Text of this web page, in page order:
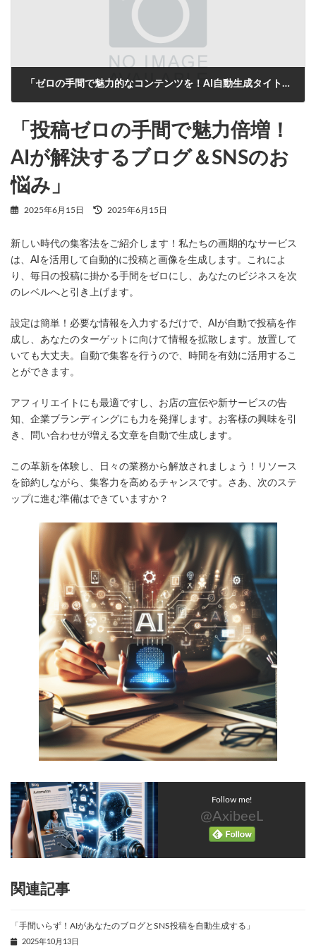
「ゼロの手間で魅力的なコンテンツを！AI自動生成タイトルがあなたの投稿をサポート」
「投稿ゼロの手間で魅力倍増！
AIが解決するブログ＆SNSのお
悩み」
2025年6月15日
最
新
日
2025年6月15日
新しい時代の集客法をご紹介します！私たちの画期的なサービス
は、AIを活用して自動的に投稿と画像を生成します。これによ
り、毎日の投稿に掛かる手間をゼロにし、あなたのビジネスを次
のレベルへと引き上げます。
設定は簡単！必要な情報を入力するだけで、AIが自動で投稿を作
成し、あなたのターゲットに向けて情報を拡散します。放置して
いても大丈夫。自動で集客を行うので、時間を有効に活用するこ
とができます。
アフィリエイトにも最適ですし、お店の宣伝や新サービスの告
知、企業ブランディングにも力を発揮します。お客様の興味を引
き、問い合わせが増える文章を自動で生成します。
この革新を体験し、日々の業務から解放されましょう！リソース
を節約しながら、集客力を高めるチャンスです。さあ、次のステ
ップに進む準備はできていますか？
Follow me!
@AxibeeL
関連記事
「手間いらず！AIがあなたのブログとSNS投稿を自動生成する」
2025年10月13日